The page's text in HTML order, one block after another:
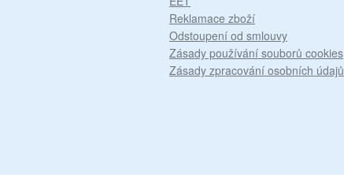
Reklamace zboží
Odstoupení od smlouvy
Zásady používání souborů cookies
Zásady zpracování osobních údajů